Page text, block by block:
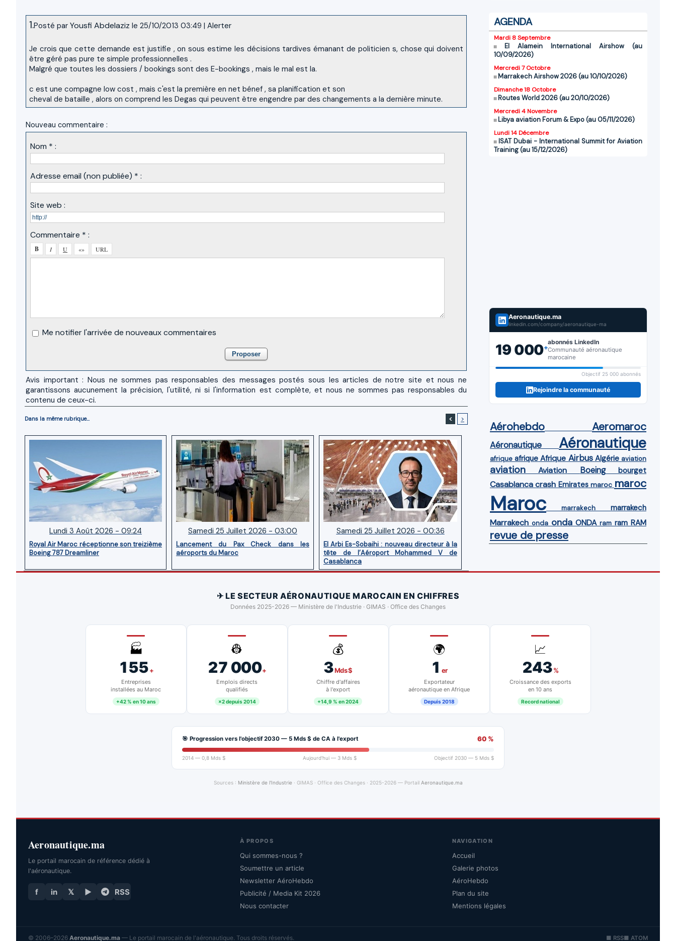
1.Posté par Yousfi Abdelaziz le 25/10/2013 03:49 | Alerter
Je crois que cette demande est justifie , on sous estime les décisions tardives émanant de politicien s, chose qui doivent
être géré pas pure te simple professionnelles .
Malgré que toutes les dossiers / bookings sont des E-bookings , mais le mal est la.
c est une compagne low cost , mais c'est la première en net bénef , sa planification et son
cheval de bataille , alors on comprend les Degas qui peuvent être engendre par des changements a la dernière minute.
Nouveau commentaire :
Nom * :
Adresse email (non publiée) * :
Site web :
Commentaire * :
Me notifier l'arrivée de nouveaux commentaires
Avis important : Nous ne sommes pas responsables des messages postés sous les articles de notre site et nous ne
garantissons aucunement la précision, l'utilité, ni si l'information est complète, et nous ne sommes pas responsables du
contenu de ceux-ci.
Dans la même rubrique... < >
Lundi 3 Août 2026 - 09:24
Royal Air Maroc réceptionne son treizième
Boeing 787 Dreamliner
Samedi 25 Juillet 2026 - 03:00
Lancement du Pax Check dans les
aéroports du Maroc
Samedi 25 Juillet 2026 - 00:36
El Arbi Es-Sobaihi : nouveau directeur à la
tête de l’Aéroport Mohammed V de
Casablanca
AGENDA
Mardi 8 Septembre
El Alamein International Airshow (au
10/09/2026)
Mercredi 7 Octobre
Marrakech Airshow 2026 (au 10/10/2026)
Dimanche 18 Octobre
Routes World 2026 (au 20/10/2026)
Mercredi 4 Novembre
Libya aviation Forum & Expo (au 05/11/2026)
Lundi 14 Décembre
ISAT Dubai - International Summit for Aviation
Training (au 15/12/2026)
Aeronautique.ma
linkedin.com/company/aeronautique-ma
19 000+
abonnés LinkedIn
Communauté aéronautique
marocaine
Objectif 25 000 abonnés
Rejoindre la communauté
Aérohebdo Aeromaroc
Aéronautique Aéronautique
afrique afrique Afrique Airbus Algérie aviation
aviation Aviation Boeing bourget
Casablanca crash Emirates maroc maroc
Maroc marrakech marrakech
Marrakech onda onda ONDA ram ram RAM
revue de presse
✈ LE SECTEUR AÉRONAUTIQUE MAROCAIN EN CHIFFRES
Données 2025-2026 — Ministère de l'Industrie · GIMAS · Office des Changes
🏭
155+
Entreprises
installées au Maroc
+42 % en 10 ans
👷
27 000+
Emplois directs
qualifiés
×2 depuis 2014
💰
3Mds $
Chiffre d'affaires
à l'export
+14,9 % en 2024
🌍
1 er
Exportateur
aéronautique en Afrique
Depuis 2018
📈
243%
Croissance des exports
en 10 ans
Record national
🎯 Progression vers l'objectif 2030 — 5 Mds $ de CA à l'export 60 %
2014 — 0,8 Mds $ Aujourd'hui — 3 Mds $ Objectif 2030 — 5 Mds $
Sources : Ministère de l'Industrie · GIMAS · Office des Changes · 2025-2026 — Portail Aeronautique.ma
Aeronautique.ma
Le portail marocain de référence dédié à
l'aéronautique.
f in 𝕏 ▶ RSS
À PROPOS
Qui sommes-nous ?
Soumettre un article
Newsletter AéroHebdo
Publicité / Media Kit 2026
Nous contacter
NAVIGATION
Accueil
Galerie photos
AéroHebdo
Plan du site
Mentions légales
© 2006–2026 Aeronautique.ma — Le portail marocain de l'aéronautique. Tous droits réservés. ■ RSS■ ATOM